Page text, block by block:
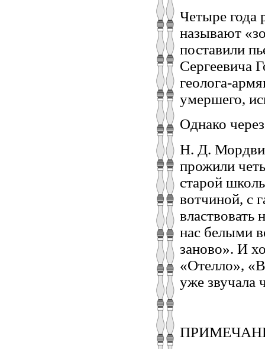
Четыре года
называют
поставили
Сергеевича
геолога-
умершего,
Однако
Н. Д.
прожили
старой
вотчиной, с
нас белыми
заново». И
«Отелло»,
уже звучала